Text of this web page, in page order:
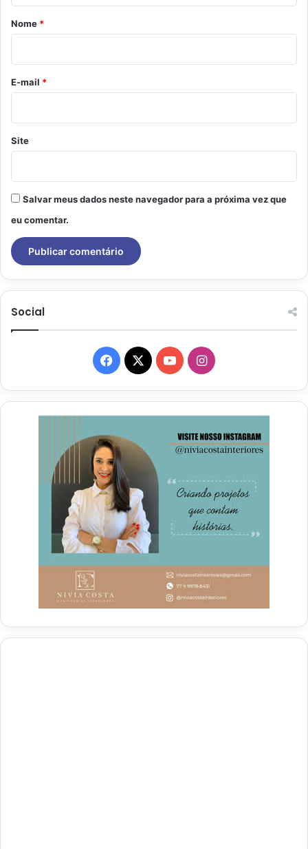
r
o
*
Nome *
E-mail *
Site
Salvar meus dados neste navegador para a próxima vez que
eu comentar.
Social
Facebook
X YouTubeInstagram